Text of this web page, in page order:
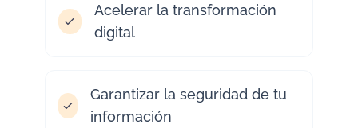
Acelerar la transformación
digital
Garantizar la seguridad de tu
información